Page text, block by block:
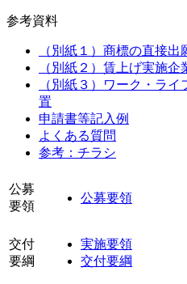
参考資料
（別紙１）商標の直接出
（別紙２）賃上げ実施企
（別紙３）ワーク・ラ
置
申請書等記入例
よくある質問
参考：チラシ
公募
要領
公募要領
交付
要綱
実施要領
交付要綱